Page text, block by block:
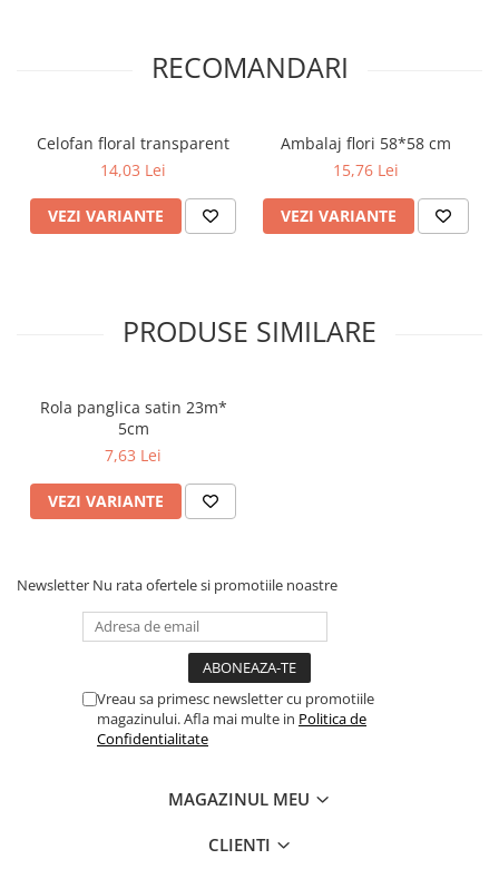
RECOMANDARI
Celofan floral transparent
14,03 Lei
VEZI VARIANTE
Ambalaj flori 58*58 cm
15,76 Lei
VEZI VARIANTE
PRODUSE SIMILARE
Rola panglica satin 23m*
5cm
7,63 Lei
VEZI VARIANTE
Newsletter Nu rata ofertele si promotiile noastre
Vreau sa primesc newsletter cu promotiile
magazinului. Afla mai multe in Politica de
Confidentialitate
MAGAZINUL MEU
CLIENTI